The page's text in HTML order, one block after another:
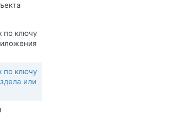
по ключу
по ключу
или